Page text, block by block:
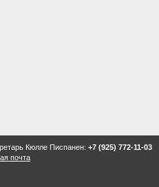
Кюлле Писпанен: +7 (925) 772-11-03
почта